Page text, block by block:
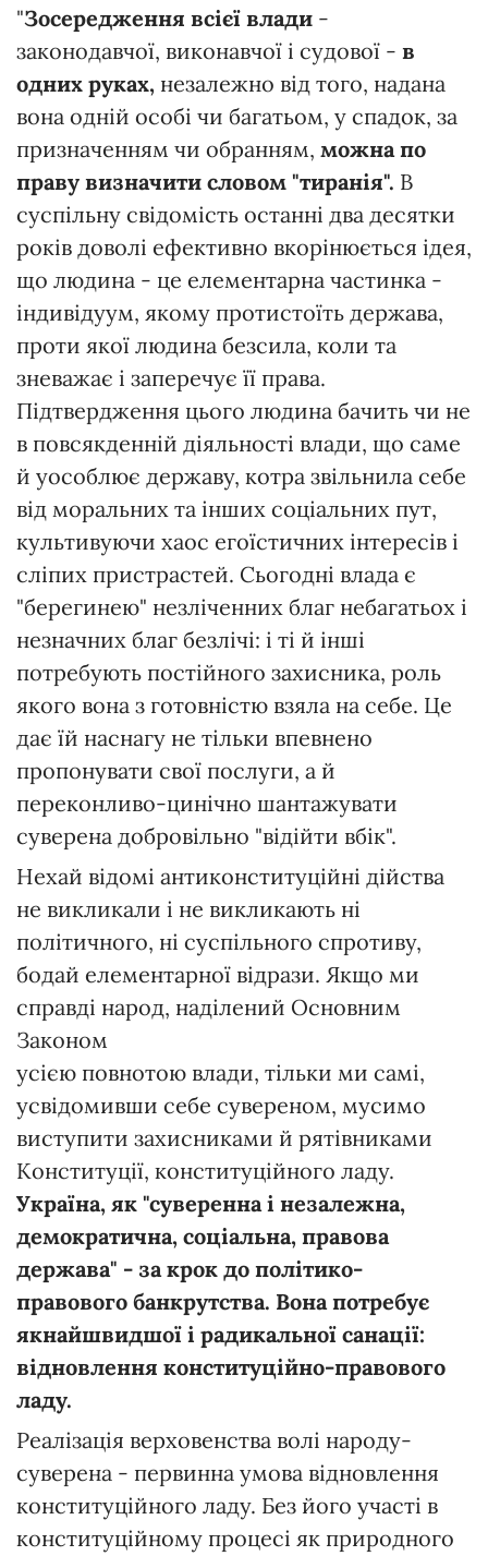
"Зосередження всієї влади -
законодавчої, виконавчої і судової - в
одних руках, незалежно від того, надана
вона одній особі чи багатьом, у спадок, за
призначенням чи обранням, можна по
праву визначити словом "тиранія". В
суспільну свідомість останні два десятки
років доволі ефективно вкорінюється ідея,
що людина - це елементарна частинка -
індивідуум, якому протистоїть держава,
проти якої людина безсила, коли та
зневажає і заперечує її права.
Підтвердження цього людина бачить чи не
в повсякденній діяльності влади, що саме
й уособлює державу, котра звільнила себе
від моральних та інших соціальних пут,
культивуючи хаос егоїстичних інтересів і
сліпих пристрастей. Сьогодні влада є
"берегинею" незліченних благ небагатьох і
незначних благ безлічі: і ті й інші
потребують постійного захисника, роль
якого вона з готовністю взяла на себе. Це
дає їй наснагу не тільки впевнено
пропонувати свої послуги, а й
переконливо-цинічно шантажувати
суверена добровільно "відійти вбік".
Нехай відомі антиконституційні дійства
не викликали і не викликають ні
політичного, ні суспільного спротиву,
бодай елементарної відрази. Якщо ми
справді народ, наділений Основним
Законом
усією повнотою влади, тільки ми самі,
усвідомивши себе сувереном, мусимо
виступити захисниками й рятівниками
Конституції, конституційного ладу.
Україна, як "суверенна і незалежна,
демократична, соціальна, правова
держава" - за крок до політико-
правового банкрутства. Вона потребує
якнайшвидшої і радикальної санації:
відновлення конституційно-правового
ладу.
Реалізація верховенства волі народу-
суверена - первинна умова відновлення
конституційного ладу. Без його участі в
конституційному процесі як природного